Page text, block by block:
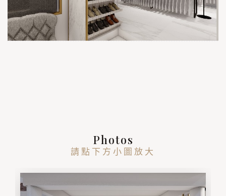
Photos
請點下方小圖放大